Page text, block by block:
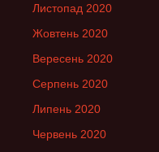
Листопад 2020
Жовтень 2020
Вересень 2020
Серпень 2020
Липень 2020
Червень 2020